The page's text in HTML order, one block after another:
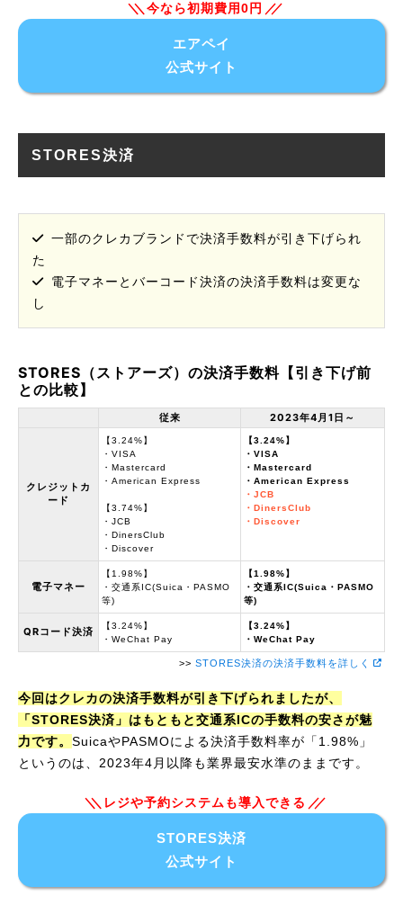
今なら初期費用0円
エアペイ
公式サイト
STORES決済
一部のクレカブランドで決済手数料が引き下げられ
た
電子マネーとバーコード決済の決済手数料は変更な
し
STORES（ストアーズ）の決済手数料【引き下げ前
との比較】
従来 2023年4月1日～
クレジットカ
ード
【3.24%】
・VISA
・Mastercard
・American Express
【3.74%】
・JCB
・DinersClub
・Discover
【3.24%】
・VISA
・Mastercard
・American Express
・JCB
・DinersClub
・Discover
電子マネー
【1.98%】
・交通系IC(Suica・PASMO
等)
【1.98%】
・交通系IC(Suica・PASMO
等)
QRコード決済
【3.24%】
・WeChat Pay
【3.24%】
・WeChat Pay
>> STORES決済の決済手数料を詳しく
今回はクレカの決済手数料が引き下げられましたが、
「STORES決済」はもともと交通系ICの手数料の安さが魅
力です。 SuicaやPASMOによる決済手数料率が「1.98%」
というのは、2023年4月以降も業界最安水準のままです。
レジや予約システムも導入できる
STORES決済
公式サイト